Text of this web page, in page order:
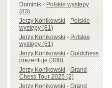
Dominik-Polskie występy
(83)
Jerzy Konikowski-Polskie
występy (81)
Jerzy Konikowski-Polskie
występy (81)
Jerzy Konikowski-Goldchess
prezentuje (300)
Jerzy Konikowski-Grand
Chess Tour 2025 (2)
Jerzy Konikowski-Grand